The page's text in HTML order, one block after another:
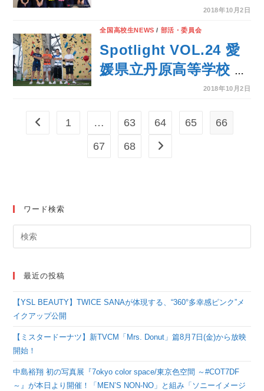
魂。Supported by
MATCH Season7＞
2018年10月2日
全国高校生NEWS / 部活・委員会
Spotlight VOL.24 愛
媛県立丹原高等学校 ス
ポーツクライミング部
2018年10月2日
前のページヘ
1 … 63 64 65
66
67
68 次のページへ
ワード検索
最近の投稿
【YSL BEAUTY】TWICE SANAが体現する、“360°多幸感ピンク”メ
イクアップ公開
【ミスタードーナツ】新TVCM「Mrs. Donut」篇8月7日(金)から放映
開始！
中島裕翔 初の写真展『7okyo color space/東京色空間 ～#COT7DF
～』が本日より開催！「MEN’S NON-NO」と組み「ソニーイメージ